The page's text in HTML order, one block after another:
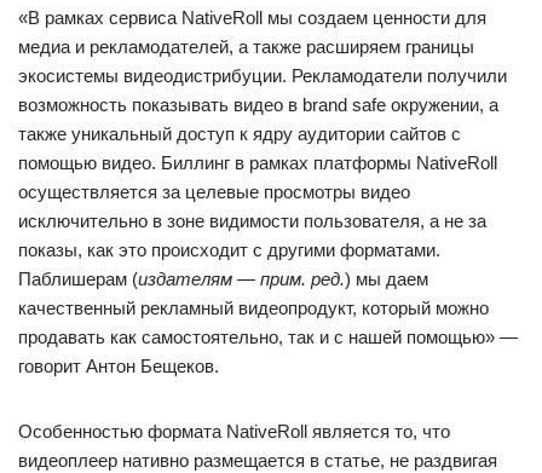
«В рамках сервиса NativeRoll мы создаем ценности для
медиа и рекламодателей, а также расширяем границы
экосистемы видеодистрибуции. Рекламодатели получили
возможность показывать видео в brand safe окружении, а
также уникальный доступ к ядру аудитории сайтов с
помощью видео. Биллинг в рамках платформы NativeRoll
осуществляется за целевые просмотры видео
исключительно в зоне видимости пользователя, а не за
показы, как это происходит с другими форматами.
Паблишерам (издателям — прим. ред.) мы даем
качественный рекламный видеопродукт, который можно
продавать как самостоятельно, так и с нашей помощью» —
говорит Антон Бещеков.
Особенностью формата NativeRoll является то, что
видеоплеер нативно размещается в статье, не раздвигая